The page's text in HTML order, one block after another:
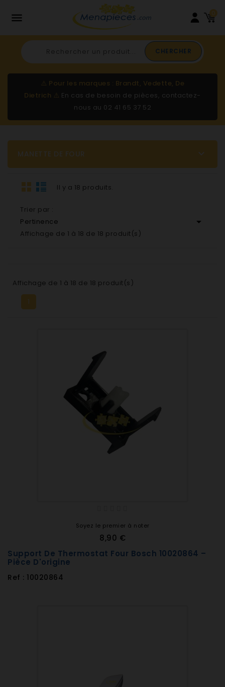
 0
CHERCHER
⚠️ Pour les marques : Brandt, Vedette, De
Dietrich ⚠️ En cas de besoin de pièces, contactez-
nous au 02 41 65 37 52
MANETTE DE FOUR 
Il y a 18 produits.
Trier par :
Pertinence

Affichage de 1 à 18 de 18 produit(s)
Affichage de 1 à 18 de 18 produit(s)
1
Soyez le premier à noter
8,90 €
Support De Thermostat Four Bosch 10020864 –
Pièce D'origine
Ref : 10020864